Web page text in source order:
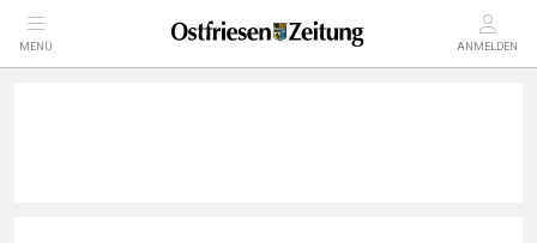
MENÜ ANMELDEN